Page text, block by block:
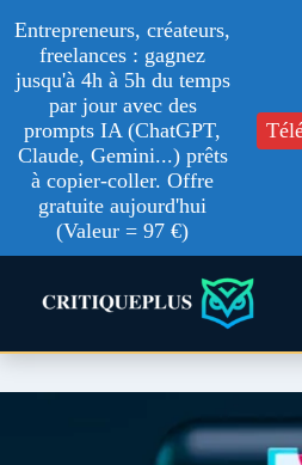
Entrepreneurs, créateurs,
freelances : gagnez
jusqu'à 4h à 5h du temps
par jour avec des
prompts IA (ChatGPT,
Claude, Gemini...) prêts
à copier-coller. Offre
gratuite aujourd'hui
(Valeur = 97 €)